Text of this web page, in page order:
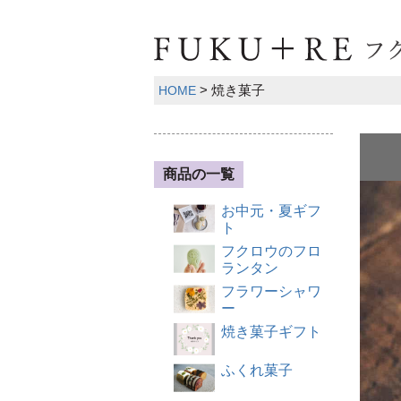
HOME 焼き菓子
商品の一覧
お中元・夏ギフ
ト
フクロウのフロ
ランタン
フラワーシャワ
ー
焼き菓子ギフト
ふくれ菓子